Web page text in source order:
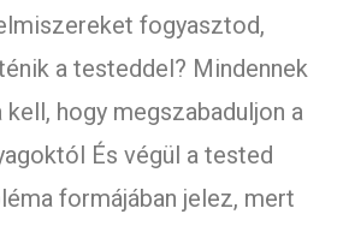
fogyasztod,
a testeddel? Mindennek
hogy megszabaduljon a
És végül a tested
formájában jelez, mert